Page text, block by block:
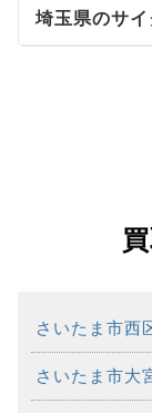
埼玉県のサ
さいたま市西
さいたま市大